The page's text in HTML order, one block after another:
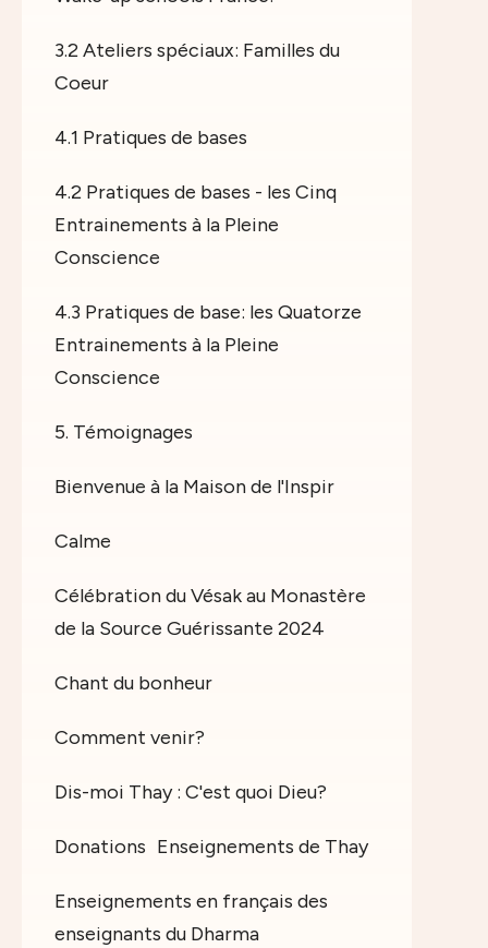
3.2 Ateliers spéciaux: Familles du
Coeur
4.1 Pratiques de bases
4.2 Pratiques de bases - les Cinq
Entrainements à la Pleine
Conscience
4.3 Pratiques de base: les Quatorze
Entrainements à la Pleine
Conscience
5. Témoignages
Bienvenue à la Maison de l'Inspir
Calme
Célébration du Vésak au Monastère
de la Source Guérissante 2024
Chant du bonheur
Comment venir?
Dis-moi Thay : C'est quoi Dieu?
Donations Enseignements de Thay
Enseignements en français des
enseignants du Dharma